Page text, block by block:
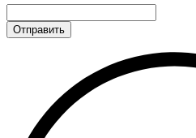
Отправить